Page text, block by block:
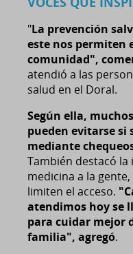
"La prevención
este nos permiten
comunidad",
atendió a las
salud en el Doral.
Según ella,
pueden evitarse si
mediante
También destacó
medicina a la
limiten el acceso.
atendimos hoy se
para cuidar mejor
familia", agregó.